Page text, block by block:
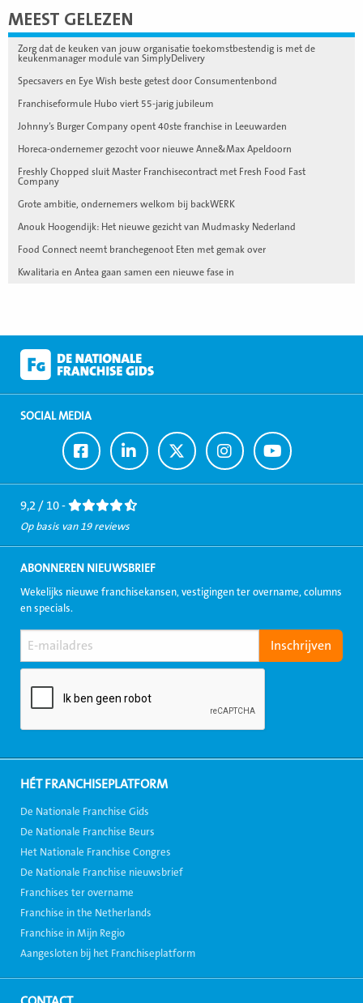
MEEST GELEZEN
Zorg dat de keuken van jouw organisatie toekomstbestendig is met de
keukenmanager module van SimplyDelivery
Specsavers en Eye Wish beste getest door Consumentenbond
Franchiseformule Hubo viert 55-jarig jubileum
Johnny’s Burger Company opent 40ste franchise in Leeuwarden
Horeca-ondernemer gezocht voor nieuwe Anne&Max Apeldoorn
Freshly Chopped sluit Master Franchisecontract met Fresh Food Fast
Company
Grote ambitie, ondernemers welkom bij backWERK
Anouk Hoogendijk: Het nieuwe gezicht van Mudmasky Nederland
Food Connect neemt branchegenoot Eten met gemak over
Kwalitaria en Antea gaan samen een nieuwe fase in
SOCIAL MEDIA
Ga
naar
Facebook
Ga
naar
LinkedIn
Ga
naar
Twitter
Ga
naar
Instagram
Ga
naar
Youtube
9,2 / 10 -
Op basis van 19 reviews
ABONNEREN NIEUWSBRIEF
Wekelijks nieuwe franchisekansen, vestigingen ter overname, columns
en specials.
HÉT FRANCHISEPLATFORM
De Nationale Franchise Gids
De Nationale Franchise Beurs
Het Nationale Franchise Congres
De Nationale Franchise nieuwsbrief
Franchises ter overname
Franchise in the Netherlands
Franchise in Mijn Regio
Aangesloten bij het Franchiseplatform